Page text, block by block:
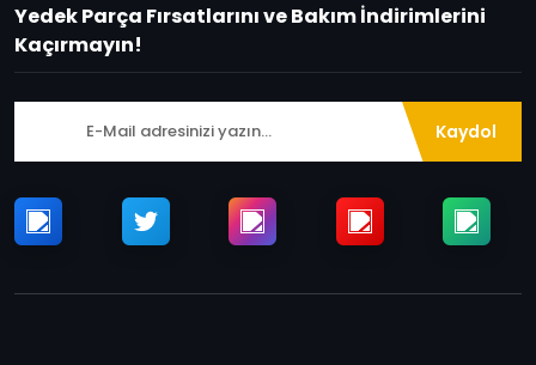
Yedek Parça Fırsatlarını ve Bakım İndirimlerini
Kaçırmayın!
Kaydol